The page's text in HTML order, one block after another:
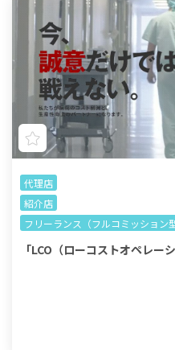
代理店
紹介店
フリーランス（フルコミッション型
「LCO（ローコストオペレー